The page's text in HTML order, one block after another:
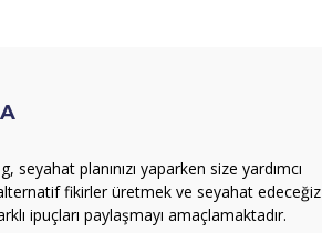
seyahat planınızı yaparken size yardımcı
fikirler üretmek ve seyahat edeceğiz
ipuçları paylaşmayı amaçlamaktadır.